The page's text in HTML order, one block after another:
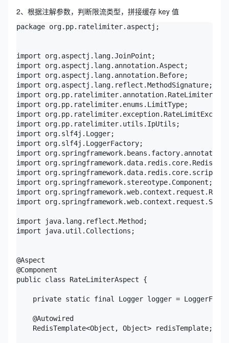
2、根据注解参数，判断限流类型，拼接缓存 key 值
package org.pp.ratelimiter.aspectj;
import org.aspectj.lang.JoinPoint;
import org.aspectj.lang.annotation.Aspect;
import org.aspectj.lang.annotation.Before;
import org.aspectj.lang.reflect.MethodSignature;
import org.pp.ratelimiter.annotation.RateLimiter;
import org.pp.ratelimiter.enums.LimitType;
import
import org.pp.ratelimiter.utils.IpUtils;
import org.slf4j.Logger;
import org.slf4j.LoggerFactory;
import
import
import
import org.springframework.stereotype.Component;
import
import
import java.lang.reflect.Method;
import java.util.Collections;
@Aspect
@Component
public class RateLimiterAspect {
private static final Logger logger =
    @Autowired
    RedisTemplate<Object, Object> redisTemplate;